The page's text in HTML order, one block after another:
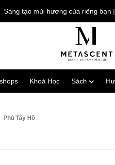
Sáng tạo mùi hương của riêng bạn |
Khoá Học Sách
Phủ Tây Hồ